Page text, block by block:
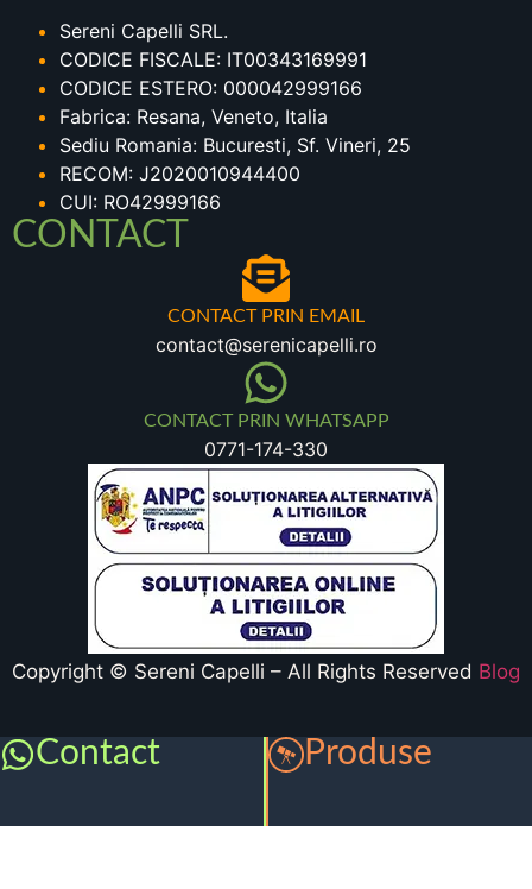
Sereni Capelli SRL.
CODICE FISCALE: IT00343169991
CODICE ESTERO: 000042999166
Fabrica: Resana, Veneto, Italia
Sediu Romania: Bucuresti, Sf. Vineri, 25
RECOM: J2020010944400
CUI: RO42999166
CONTACT
CONTACT PRIN EMAIL
contact@serenicapelli.ro
CONTACT PRIN WHATSAPP
0771-174-330
Copyright © Sereni Capelli – All Rights Reserved Blog
Contact Produse